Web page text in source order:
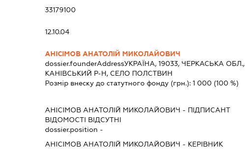
33179100
12.10.04
АНІСІМОВ АНАТОЛІЙ МИКОЛАЙОВИЧ
dossier.founderAddressУКРАЇНА, 19033, ЧЕРКАСЬКА ОБЛ.,
КАНІВСЬКИЙ Р-Н, СЕЛО ПОЛСТВИН
Розмір внеску до статутного фонду (грн.): 1 000 (100 %)
АНІСІМОВ АНАТОЛІЙ МИКОЛАЙОВИЧ - ПІДПИСАНТ
ВІДОМОСТІ ВІДСУТНІ
dossier.position -
АНІСІМОВ АНАТОЛІЙ МИКОЛАЙОВИЧ - КЕРІВНИК